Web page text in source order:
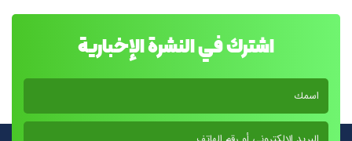
اشترك في النشرة الإخبارية